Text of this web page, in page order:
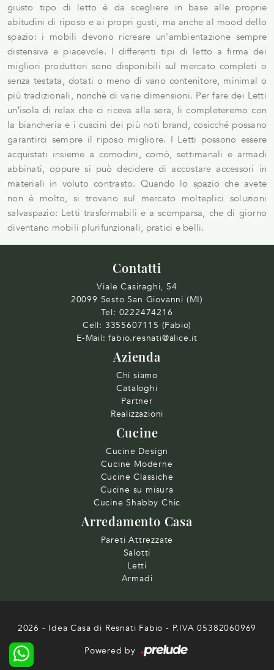
giusto tipo di letto è da scegliere in base alle proprie
abitudini di riposo e ai propri gusti, ma anche al mood dello
spazio: i mobili devono ricreare un'ambientazione sempre
distensiva e piacevole. I differenti tipi di letto a firma dei
migliori produttori sono disponibili sul mercato completi o
senza testata, dotati o meno di vano contenitore, minimal o
più tradizionali, nonchè di varie dimensioni. Per fare dei Letti
un’isola di relax che ci riceva alla sera, li completeremo con
la biancheria e i cuscini dei più noti brand, cosicché possano
garantirci sempre il riposo migliore. I Letti possono essere
acquistati insieme a comodini, comò, settimanali e armadi
abbinati, oppure si può decidere di accostare accessori in
materiali in voluto contrasto. Quando lo spazio che avete
non è molto, si trovano sul mercato molteplici soluzioni
salvaspazio: Letti trasformabili e a scomparsa, che di giorno
diventano mobili plurifunzionali, pratici e belli.
Contatti
Viale Casiraghi, 54
20099 Sesto San Giovanni (MI)
Tel: 0222474216
Cell: 3355607115 (Fabio)
E-Mail: fabio.resnati@alice.it
Azienda
Chi siamo
Cataloghi
Partner
Realizzazioni
Cucine
Cucine Design
Cucine Moderne
Cucine Classiche
Cucine su misura
Cucine Shabby Chic
Arredamento Casa
Pareti Attrezzate
Salotti
Letti
Armadi
2026 - Idea Casa di Resnati Fabio - P.IVA 05382060969
Powered by